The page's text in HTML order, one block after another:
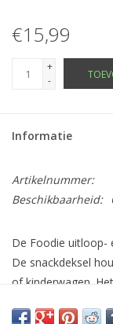
€15,99
+
-
Informatie
Artikelnummer:
Beschikbaarheid:
De Foodie uitloop-
De snackdeksel
of kinderwagen.